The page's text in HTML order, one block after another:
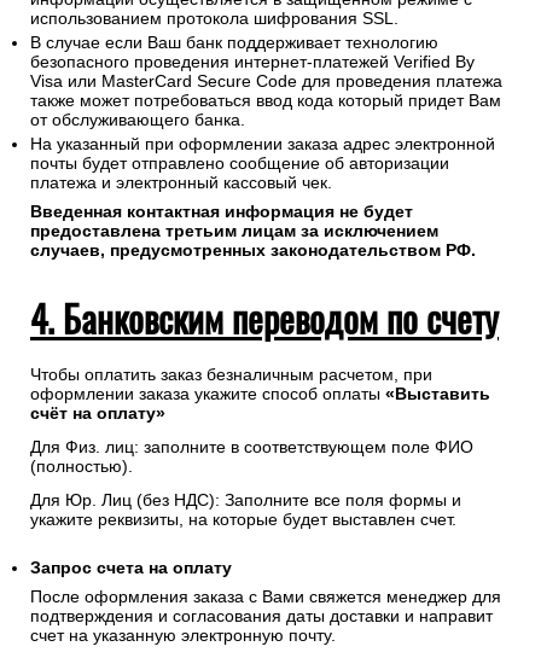
использованием протокола шифрования SSL.
В случае если Ваш банк поддерживает технологию
безопасного проведения интернет-платежей Verified By
Visa или MasterCard Secure Code для проведения платежа
также может потребоваться ввод кода который придет Вам
от обслуживающего банка.
На указанный при оформлении заказа адрес электронной
почты будет отправлено сообщение об авторизации
платежа и электронный кассовый чек.
Введенная контактная информация не будет
предоставлена третьим лицам за исключением
случаев, предусмотренных законодательством РФ.
4. Банковским переводом по счету
Чтобы оплатить заказ безналичным расчетом, при
оформлении заказа укажите способ оплаты «Выставить
счёт на оплату»
Для Физ. лиц: заполните в соответствующем поле ФИО
(полностью).
Для Юр. Лиц (без НДС): Заполните все поля формы и
укажите реквизиты, на которые будет выставлен счет.
Запрос счета на оплату
После оформления заказа с Вами свяжется менеджер для
подтверждения и согласования даты доставки и направит
счет на указанную электронную почту.